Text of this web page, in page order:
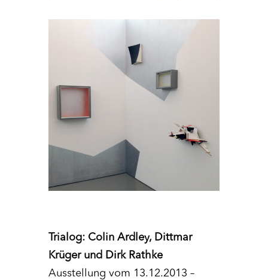
Trialog: Colin Ardley, Dittmar
Krüger und Dirk Rathke
Ausstellung vom 13.12.2013 –